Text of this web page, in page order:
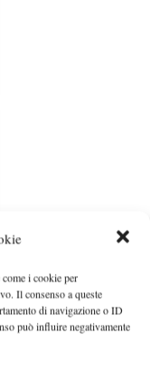
i cookie per
Il consenso a queste
di navigazione o ID
può influire negativamente